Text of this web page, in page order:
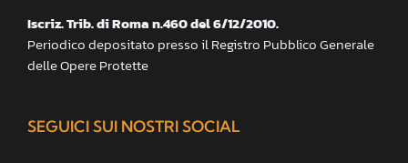
Iscriz. Trib. di Roma n.460 del 6/12/2010.
Periodico depositato presso il Registro Pubblico Generale
delle Opere Protette
SEGUICI SUI NOSTRI SOCIAL